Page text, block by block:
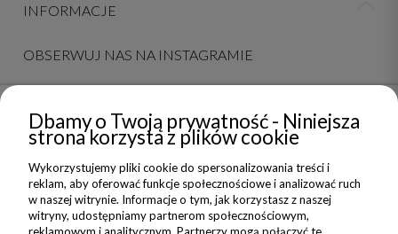
INFORMACJE
OBSERWUJ NAS NA INSTAGRAMIE
NEWSLETTER
Dołącz do nas i zyskaj 5% zniżki na Twoje pierwsze Nadzwyczajne
zakupy
Dbamy o Twoją prywatność - Niniejsza
strona korzysta z plików cookie
Wykorzystujemy pliki cookie do spersonalizowania treści i
reklam, aby oferować funkcje społecznościowe i analizować ruch
w naszej witrynie. Informacje o tym, jak korzystasz z naszej
witryny, udostępniamy partnerom społecznościowym,